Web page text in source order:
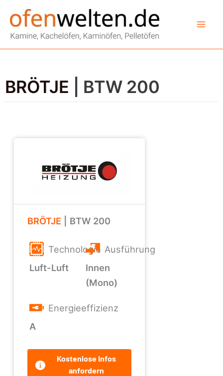
Inhalt
springen
BRÖTJE | BTW 200
BRÖTJE | BTW 200
Technologie
Luft-Luft
Ausführung
Innen
(Mono)
Energieeffizienz
A
Kostenlose Infos
anfordern